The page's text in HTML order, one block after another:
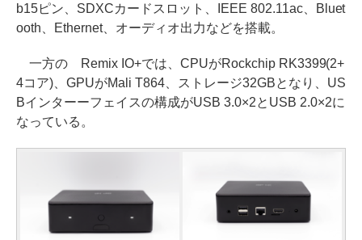
b15ピン、SDXCカードスロット、IEEE 802.11ac、Bluet
ooth、Ethernet、オーディオ出力などを搭載。
一方の Remix IO+では、CPUがRockchip RK3399(2+
4コア)、GPUがMali T864、ストレージ32GBとなり、US
Bインターーフェイスの構成がUSB 3.0×2とUSB 2.0×2に
なっている。